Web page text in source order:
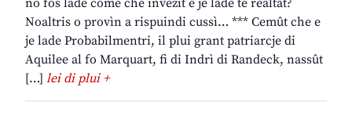
no fos lade come che invezit e je lade te realtât?
Noaltris o provìn a rispuindi cussì… *** Cemût che e
je lade Probabilmentri, il plui grant patriarcje di
Aquilee al fo Marquart, fi di Indrì di Randeck, nassût
[…] lei di plui +